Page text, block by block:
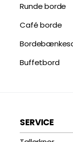
Runde borde
Café borde
Buffetbord
SERVICE